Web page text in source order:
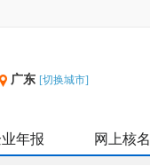
广东 [切换城市]
年报 网上核名